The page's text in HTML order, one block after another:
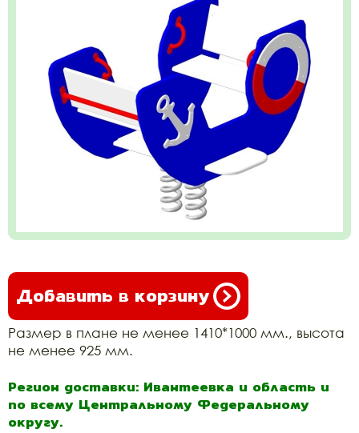
Добавить в корзину
Размер в плане не менее 1410*1000 мм., высота
не менее 925 мм.
Регион доставки: Ивантеевка и область и
по всему Центральному Федеральному
округу.